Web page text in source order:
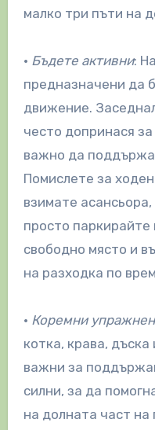
малко три пъти на
• Бъдете активни:
предназначени да
движение.
често допринася
важно да
Помислете за
взимате
просто
свободно място и
на разходка по
• Коремни
котка, крава,
важни за
силни, за да
на долната част на